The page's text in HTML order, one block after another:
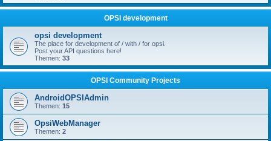
OPSI development
opsi development
The place for development of / with / for opsi.
Post your API questions here!
Themen: 33
OPSI Community Projects
AndroidOPSIAdmin
Themen: 15
OpsiWebManager
Themen: 2